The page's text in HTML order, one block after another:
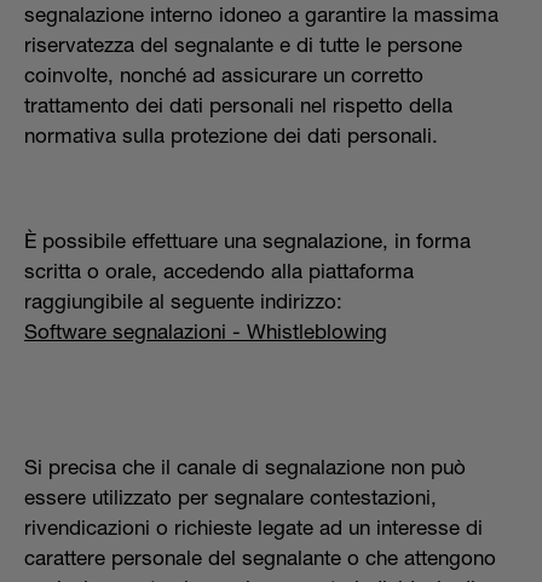
segnalazione interno idoneo a garantire la massima
riservatezza del segnalante e di tutte le persone
coinvolte, nonché ad assicurare un corretto
trattamento dei dati personali nel rispetto della
normativa sulla protezione dei dati personali.
È possibile effettuare una segnalazione, in forma
scritta o orale, accedendo alla piattaforma
raggiungibile al seguente indirizzo:
Software segnalazioni - Whistleblowing
Si precisa che il canale di segnalazione non può
essere utilizzato per segnalare contestazioni,
rivendicazioni o richieste legate ad un interesse di
carattere personale del segnalante o che attengono